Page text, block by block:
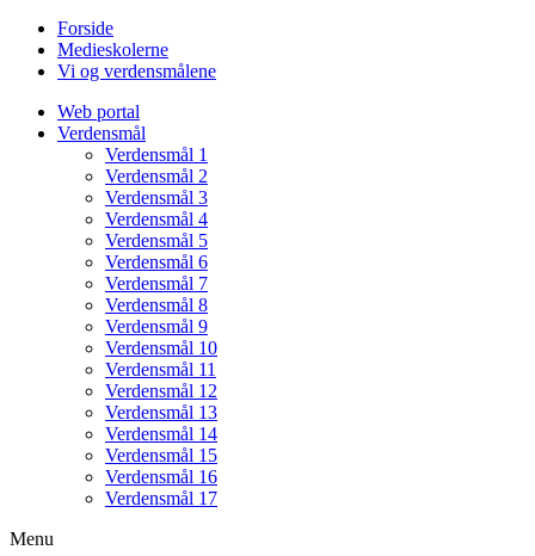
Forside
Medieskolerne
Vi og verdensmålene
Web portal
Verdensmål
Verdensmål 1
Verdensmål 2
Verdensmål 3
Verdensmål 4
Verdensmål 5
Verdensmål 6
Verdensmål 7
Verdensmål 8
Verdensmål 9
Verdensmål 10
Verdensmål 11
Verdensmål 12
Verdensmål 13
Verdensmål 14
Verdensmål 15
Verdensmål 16
Verdensmål 17
Menu